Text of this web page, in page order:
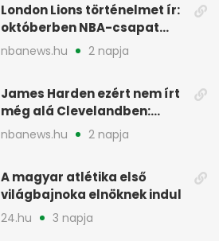
London Lions történelmet ír:
októberben NBA-csapat
ellen lép pályára
nbanews.hu 2 napja
James Harden ezért nem írt
még alá Clevelandben:
pénzügyi okok
nbanews.hu 2 napja
A magyar atlétika első
világbajnoka elnöknek indul
24.hu 3 napja